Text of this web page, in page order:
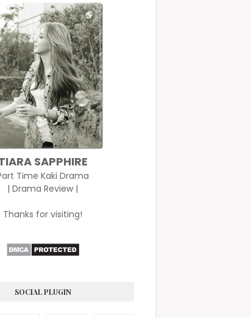
SAPPHIRE
Time Kaki Drama
| Drama Review |
Thanks for visiting!
SOCIAL PLUGIN